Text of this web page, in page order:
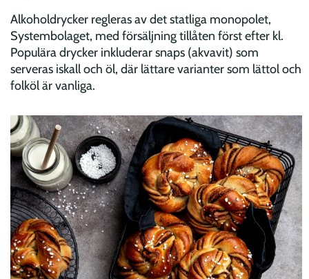
Alkoholdrycker regleras av det statliga monopolet,
Systembolaget, med försäljning tillåten först efter kl.
Populära drycker inkluderar snaps (akvavit) som
serveras iskall och öl, där lättare varianter som lättol och
folköl är vanliga.